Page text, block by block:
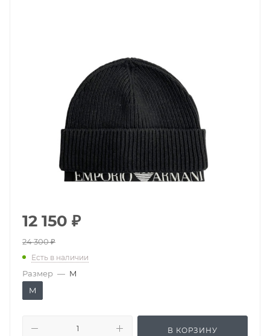
12 150 ₽
24 300₽
Есть в наличии
Размер — M
M
В КОРЗИНУ